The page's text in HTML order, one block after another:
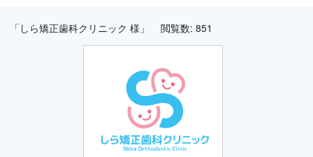
「しら矯正歯科クリニック 様」 閲覧数: 851